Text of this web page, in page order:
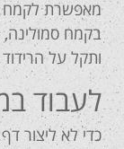
מאפשרת לקמח
בקמח
ותקל על
לעבוד
כדי לא ליצור